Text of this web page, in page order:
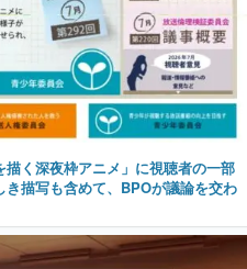
描く深夜枠アニメ」に視聴者の一部
描写も含めて、BPOが議論を交わ